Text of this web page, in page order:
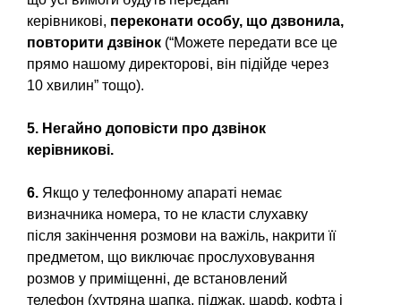
керівникові, переконати особу, що дзвонила,
повторити дзвінок(“Можете передати все це
прямо нашому директорові, він підійде через
10 хвилин” тощо).
5. Негайно доповісти про дзвінок
керівникові.
6.Якщо у телефонному апараті немає
визначника номера, то не класти слухавку
після закінчення розмови на важіль, накрити її
предметом, що виключає прослуховування
розмов у приміщенні, де встановлений
телефон (хутряна шапка, піджак, шарф, кофта і